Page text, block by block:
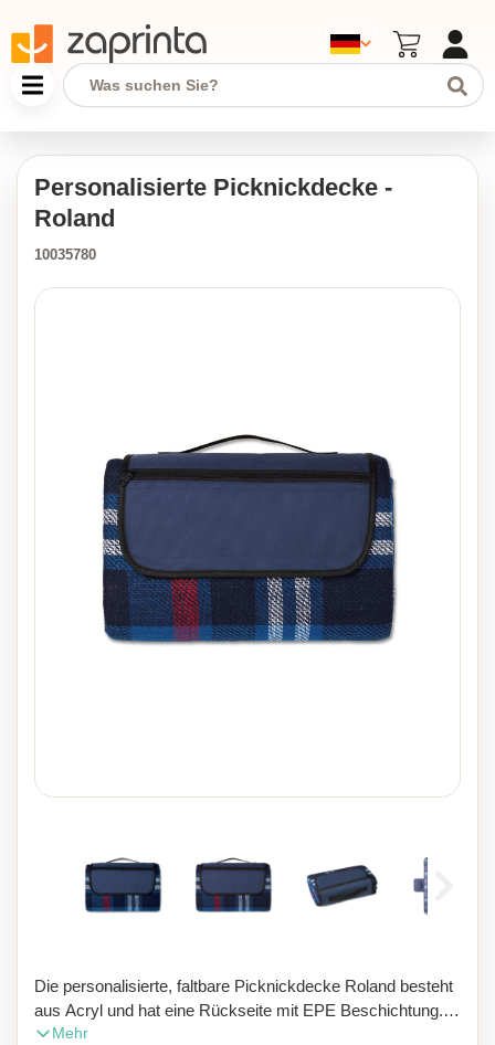
Personalisierte Picknickdecke -
Roland
10035780
Die personalisierte, faltbare Picknickdecke Roland besteht
aus Acryl und hat eine Rückseite mit EPE Beschichtung.
Das perfekte Geschenk für jeden, der gerne Zeit im Freien
Mehr